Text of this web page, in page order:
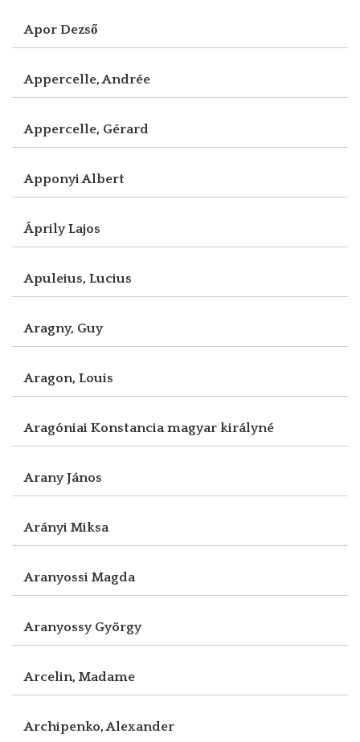
Apor Dezső
Appercelle, Andrée
Appercelle, Gérard
Apponyi Albert
Áprily Lajos
Apuleius, Lucius
Aragny, Guy
Aragon, Louis
Aragóniai Konstancia magyar királyné
Arany János
Arányi Miksa
Aranyossi Magda
Aranyossy György
Arcelin, Madame
Archipenko, Alexander